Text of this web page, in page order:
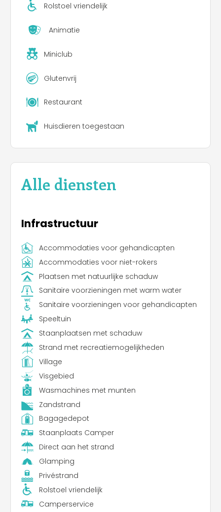
Rolstoel vriendelijk
Animatie
Miniclub
Glutenvrij
Restaurant
Huisdieren toegestaan
Alle diensten
Infrastructuur
Accommodaties voor gehandicapten
Accommodaties voor niet-rokers
Plaatsen met natuurlijke schaduw
Sanitaire voorzieningen met warm water
Sanitaire voorzieningen voor gehandicapten
Speeltuin
Staanplaatsen met schaduw
Strand met recreatiemogelijkheden
Village
Visgebied
Wasmachines met munten
Zandstrand
Bagagedepot
Staanplaats Camper
Direct aan het strand
Glamping
Privéstrand
Rolstoel vriendelijk
Camperservice